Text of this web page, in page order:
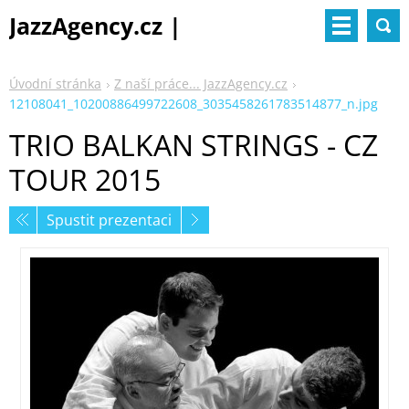
JazzAgency.cz |
Úvodní stránka
Z naší práce... JazzAgency.cz
12108041_10200886499722608_3035458261783514877_n.jpg
TRIO BALKAN STRINGS - CZ
TOUR 2015
Spustit prezentaci